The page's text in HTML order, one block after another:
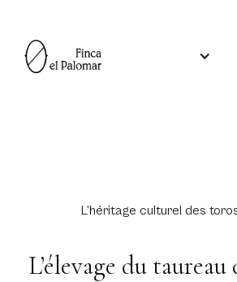
L’héritage culturel des
L’élevage du